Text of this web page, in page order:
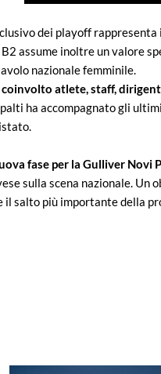
dei playoff
assume inoltre un valore
nazionale femminile.
atlete, staff,
ha accompagnato gli
fase per la Gulliver Novi
sulla scena nazionale. Un
il salto più importante della